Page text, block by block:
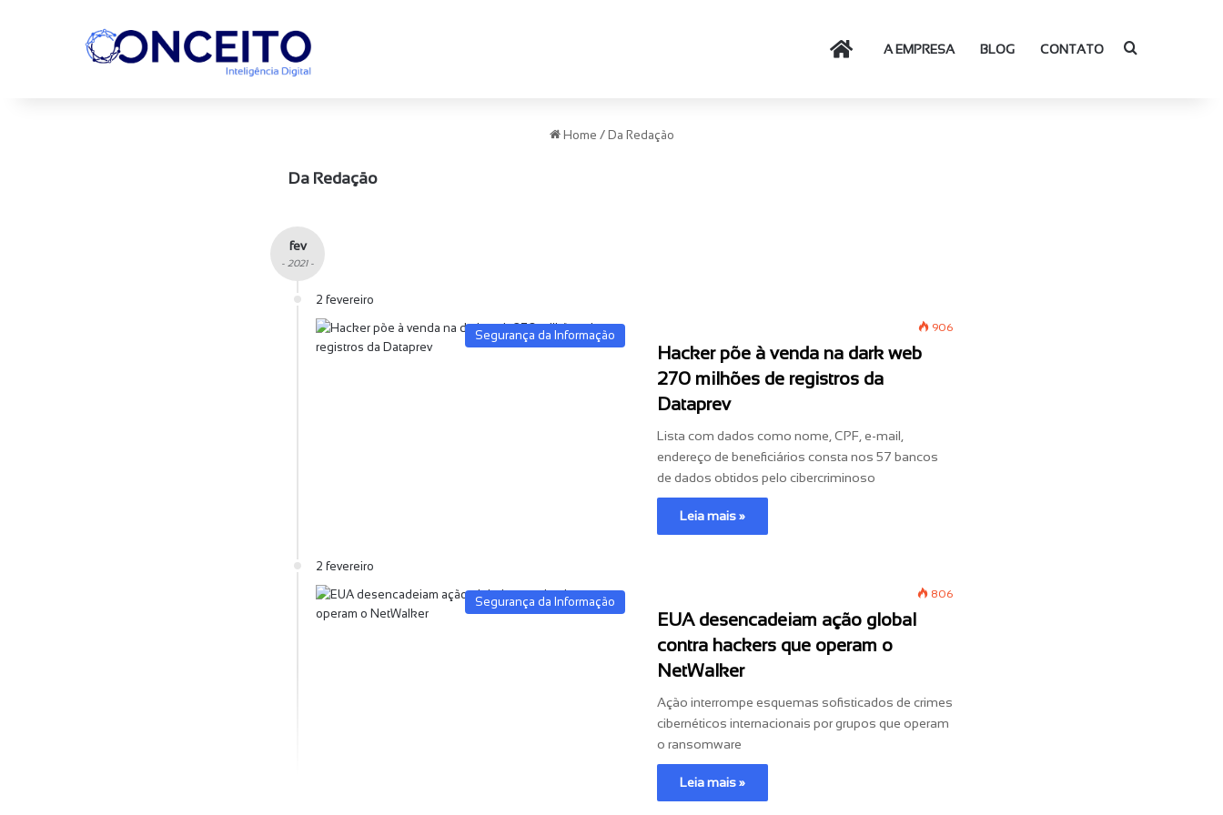
HOMEA EMPRESA BLOG CONTATO
Home / Da Redação
Da Redação
fev
- 2021 -
2 fevereiro
Segurança da Informação
906
Hacker põe à venda na dark web
270 milhões de registros da
Dataprev
Lista com dados como nome, CPF, e-mail,
endereço de beneficiários consta nos 57 bancos
de dados obtidos pelo cibercriminoso
Leia mais »
2 fevereiro
Segurança da Informação
806
EUA desencadeiam ação global
contra hackers que operam o
NetWalker
Ação interrompe esquemas sofisticados de crimes
cibernéticos internacionais por grupos que operam
o ransomware
Leia mais »